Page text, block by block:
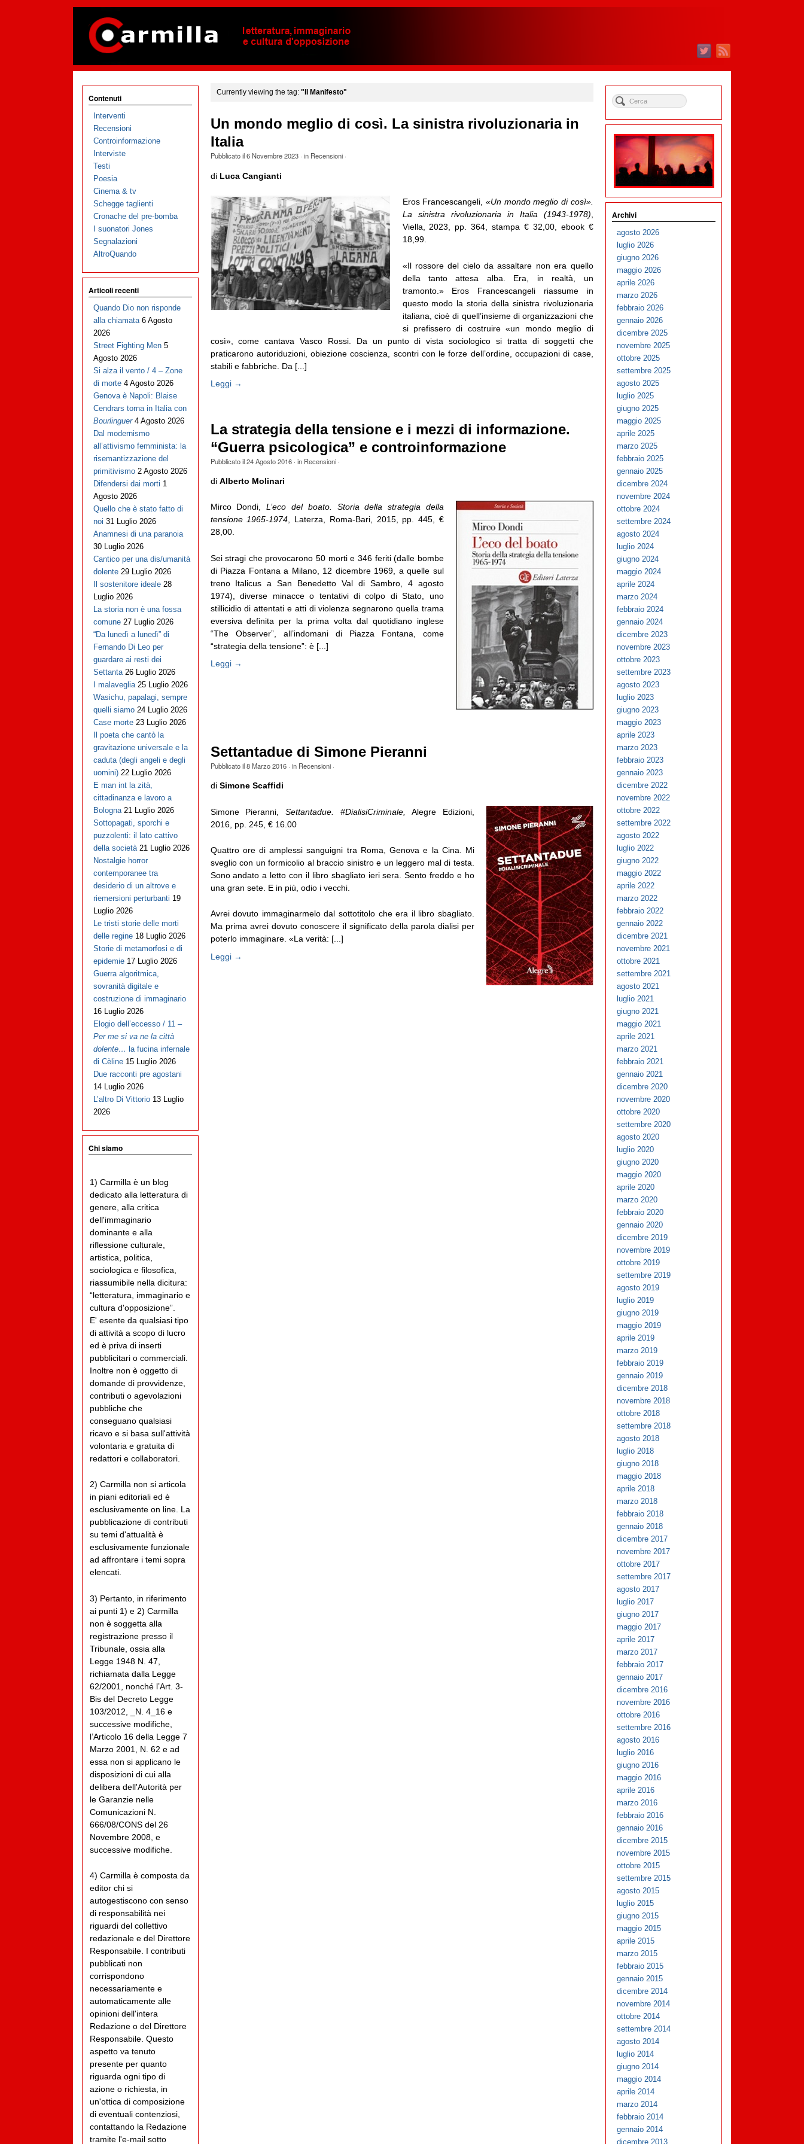
Currently viewing the tag: "Il Manifesto"
Un mondo meglio di così. La sinistra rivoluzionaria in
Italia
Pubblicato il6 Novembre 2023· in Recensioni·
di Luca Cangianti
Eros Francescangeli, «Un mondo meglio di così».
La sinistra rivoluzionaria in Italia (1943-1978)
Viella, 2023, pp. 364, stampa € 32,00, ebook €
18,99.
«Il rossore del cielo da assaltare non era quello
della tanto attesa alba. Era, in realtà, un
tramonto.» Eros Francescangeli riassume in
questo modo la storia della sinistra rivoluzionaria
italiana, cioè di quell’insieme di organizzazioni che
si prefissero di costruire «un mondo meglio di
così», come cantava Vasco Rossi. Da un punto di vista sociologico si tratta di soggetti che
praticarono autoriduzioni, obiezione coscienza, scontri con le forze dell’ordine, occupazioni di case,
stabili e fabbriche. Da [...]
Leggi →
La strategia della tensione e i mezzi di informazione.
“Guerra psicologica” e controinformazione
Pubblicato il24 Agosto 2016· in Recensioni·
di Alberto Molinari
Mirco Dondi,L’eco del boato. Storia della strategia della
tensione 1965-1974, Laterza, Roma-Bari, 2015, pp. 445, €
28,00.
Sei stragi che provocarono 50 morti e 346 feriti (dalle bombe
di Piazza Fontana a Milano, 12 dicembre 1969, a quelle sul
treno Italicus a San Benedetto Val di Sambro, 4 agosto
1974), diverse minacce o tentativi di colpo di Stato, uno
stillicidio di attentati e atti di violenza segnarono quella trama
eversiva definita per la prima volta dal quotidiano inglese
“The Observer”, all’indomani di Piazza Fontana, come
“strategia della tensione”: è [...]
Leggi →
Settantadue di Simone Pieranni
Pubblicato il8 Marzo 2016· in Recensioni·
di Simone Scaffidi
Simone Pieranni, Settantadue. #DialisiCriminale,Alegre Edizioni,
2016, pp. 245, € 16.00
Quattro ore di amplessi sanguigni tra Roma, Genova e la Cina. Mi
sveglio con un formicolio al braccio sinistro e un leggero mal di testa.
Sono andato a letto con il libro sbagliato ieri sera. Sento freddo e ho
una gran sete. E in più, odio i vecchi.
Avrei dovuto immaginarmelo dal sottotitolo che era il libro sbagliato.
Ma prima avrei dovuto conoscere il significato della parola dialisi per
poterlo immaginare. «La verità: [...]
Leggi →
Contenuti
Interventi
Recensioni
Controinformazione
Interviste
Testi
Poesia
Cinema & tv
Schegge taglienti
Cronache del pre-bomba
I suonatori Jones
Segnalazioni
AltroQuando
Articoli recenti
Quando Dio non risponde
alla chiamata 6 Agosto
2026
Street Fighting Men 5
Agosto 2026
Si alza il vento / 4 – Zone
di morte 4 Agosto 2026
Genova è Napoli: Blaise
Cendrars torna in Italia con
Bourlinguer 4 Agosto 2026
Dal modernismo
all’attivismo femminista: la
risemantizzazione del
primitivismo 2 Agosto 2026
Difendersi dai morti 1
Agosto 2026
Quello che è stato fatto di
noi 31 Luglio 2026
Anamnesi di una paranoia
30 Luglio 2026
Cantico per una dis/umanità
dolente 29 Luglio 2026
Il sostenitore ideale 28
Luglio 2026
La storia non è una fossa
comune 27 Luglio 2026
“Da lunedì a lunedì” di
Fernando Di Leo per
guardare ai resti dei
Settanta 26 Luglio 2026
I malaveglia 25 Luglio 2026
Wasichu, papalagi, sempre
quelli siamo 24 Luglio 2026
Case morte 23 Luglio 2026
Il poeta che cantò la
gravitazione universale e la
caduta (degli angeli e degli
uomini) 22 Luglio 2026
E man int la zità,
cittadinanza e lavoro a
Bologna 21 Luglio 2026
Sottopagati, sporchi e
puzzolenti: il lato cattivo
della società 21 Luglio 2026
Nostalgie horror
contemporanee tra
desiderio di un altrove e
riemersioni perturbanti 19
Luglio 2026
Le tristi storie delle morti
delle regine 18 Luglio 2026
Storie di metamorfosi e di
epidemie 17 Luglio 2026
Guerra algoritmica,
sovranità digitale e
costruzione di immaginario
16 Luglio 2026
Elogio dell’eccesso / 11 –
Per me si va ne la città
dolente… la fucina infernale
di Cèline 15 Luglio 2026
Due racconti pre agostani
14 Luglio 2026
L’altro Di Vittorio 13 Luglio
2026
Chi siamo
1) Carmilla è un blog
dedicato alla letteratura di
genere, alla critica
dell'immaginario
dominante e alla
riflessione culturale,
artistica, politica,
sociologica e filosofica,
riassumibile nella dicitura:
“letteratura, immaginario e
cultura d'opposizione”.
E' esente da qualsiasi tipo
di attività a scopo di lucro
ed è priva di inserti
pubblicitari o commerciali.
Inoltre non è oggetto di
domande di provvidenze,
contributi o agevolazioni
pubbliche che
conseguano qualsiasi
ricavo e si basa sull'attività
volontaria e gratuita di
redattori e collaboratori.
2) Carmilla non si articola
in piani editoriali ed è
esclusivamente on line. La
pubblicazione di contributi
su temi d'attualità è
esclusivamente funzionale
ad affrontare i temi sopra
elencati.
3) Pertanto, in riferimento
ai punti 1) e 2) Carmilla
non è soggetta alla
registrazione presso il
Tribunale, ossia alla
Legge 1948 N. 47,
richiamata dalla Legge
62/2001, nonché l’Art. 3-
Bis del Decreto Legge
103/2012, _N. 4_16 e
successive modifiche,
l’Articolo 16 della Legge 7
Marzo 2001, N. 62 e ad
essa non si applicano le
disposizioni di cui alla
delibera dell'Autorità per
le Garanzie nelle
Comunicazioni N.
666/08/CONS del 26
Novembre 2008, e
successive modifiche.
4) Carmilla è composta da
editor chi si
autogestiscono con senso
di responsabilità nei
riguardi del collettivo
redazionale e del Direttore
Responsabile. I contributi
pubblicati non
corrispondono
necessariamente e
automaticamente alle
opinioni dell'intera
Redazione o del Direttore
Responsabile. Questo
aspetto va tenuto
presente per quanto
riguarda ogni tipo di
azione o richiesta, in
un'ottica di composizione
di eventuali contenziosi,
contattando la Redazione
tramite l'e-mail sotto
Archivi
agosto 2026
luglio 2026
giugno 2026
maggio 2026
aprile 2026
marzo 2026
febbraio 2026
gennaio 2026
dicembre 2025
novembre 2025
ottobre 2025
settembre 2025
agosto 2025
luglio 2025
giugno 2025
maggio 2025
aprile 2025
marzo 2025
febbraio 2025
gennaio 2025
dicembre 2024
novembre 2024
ottobre 2024
settembre 2024
agosto 2024
luglio 2024
giugno 2024
maggio 2024
aprile 2024
marzo 2024
febbraio 2024
gennaio 2024
dicembre 2023
novembre 2023
ottobre 2023
settembre 2023
agosto 2023
luglio 2023
giugno 2023
maggio 2023
aprile 2023
marzo 2023
febbraio 2023
gennaio 2023
dicembre 2022
novembre 2022
ottobre 2022
settembre 2022
agosto 2022
luglio 2022
giugno 2022
maggio 2022
aprile 2022
marzo 2022
febbraio 2022
gennaio 2022
dicembre 2021
novembre 2021
ottobre 2021
settembre 2021
agosto 2021
luglio 2021
giugno 2021
maggio 2021
aprile 2021
marzo 2021
febbraio 2021
gennaio 2021
dicembre 2020
novembre 2020
ottobre 2020
settembre 2020
agosto 2020
luglio 2020
giugno 2020
maggio 2020
aprile 2020
marzo 2020
febbraio 2020
gennaio 2020
dicembre 2019
novembre 2019
ottobre 2019
settembre 2019
agosto 2019
luglio 2019
giugno 2019
maggio 2019
aprile 2019
marzo 2019
febbraio 2019
gennaio 2019
dicembre 2018
novembre 2018
ottobre 2018
settembre 2018
agosto 2018
luglio 2018
giugno 2018
maggio 2018
aprile 2018
marzo 2018
febbraio 2018
gennaio 2018
dicembre 2017
novembre 2017
ottobre 2017
settembre 2017
agosto 2017
luglio 2017
giugno 2017
maggio 2017
aprile 2017
marzo 2017
febbraio 2017
gennaio 2017
dicembre 2016
novembre 2016
ottobre 2016
settembre 2016
agosto 2016
luglio 2016
giugno 2016
maggio 2016
aprile 2016
marzo 2016
febbraio 2016
gennaio 2016
dicembre 2015
novembre 2015
ottobre 2015
settembre 2015
agosto 2015
luglio 2015
giugno 2015
maggio 2015
aprile 2015
marzo 2015
febbraio 2015
gennaio 2015
dicembre 2014
novembre 2014
ottobre 2014
settembre 2014
agosto 2014
luglio 2014
giugno 2014
maggio 2014
aprile 2014
marzo 2014
febbraio 2014
gennaio 2014
dicembre 2013